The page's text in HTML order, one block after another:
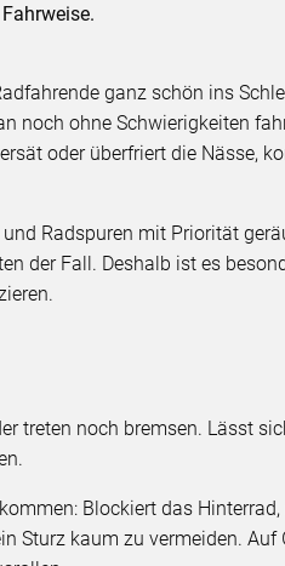
ganz schön ins
noch ohne Schwierigkeiten
oder überfriert die Nässe,
Radspuren mit Priorität
der Fall. Deshalb ist es
treten noch bremsen. Lässt
Blockiert das
Sturz kaum zu vermeiden.